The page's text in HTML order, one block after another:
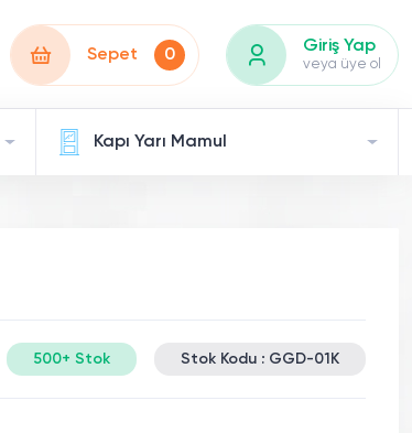
Sepet 0 Giriş Yap
veya üye ol
Kapı Yarı Mamul
500+ Stok Stok Kodu : GGD-01K